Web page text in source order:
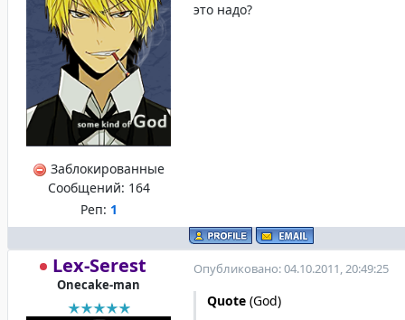
Заблокированные
Сообщений: 164
Реп: 1
это надо?
Lex-Serest
Onecake-man
Опубликовано: 04.10.2011, 20:49:25
Quote (God)